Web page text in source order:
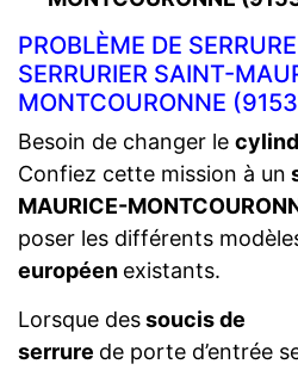
PROBLÈME DE
SERRURIER SAINT-
MONTCOURONNE
Besoin de changer le
Confiez cette mission à un
MAURICE-
poser les différents
européen existants.
Lorsque dessoucis de
serrure de porte d’entrée